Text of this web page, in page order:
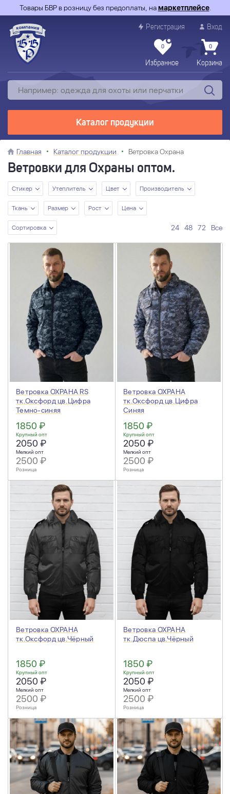
Товары БВР в розницу без предоплаты, намаркетплейсе.
Регистрация Вход
0
Избранное
0
Корзина
Каталог продукции
Главная Каталог продукции Ветровка Охрана
Ветровки для Охраны оптом.
Стикер Утеплитель Цвет Производитель
Ткань Размер Рост Цена
Сортировка 24 48 72 Все
Ветровка ОХРАНА RS
тк.Оксфорд цв.Цифра
Темно-синяя
1850 ₽
Крупный опт
2050 ₽
Мелкий опт
2500 ₽
Розница
Ветровка ОХРАНА
тк.Оксфорд цв.Цифра
Синяя
1850 ₽
Крупный опт
2050 ₽
Мелкий опт
2500 ₽
Розница
Ветровка ОХРАНА
тк.Оксфорд цв.Чёрный
1850 ₽
Крупный опт
2050 ₽
Мелкий опт
2500 ₽
Розница
Ветровка ОХРАНА
тк.Дюспа цв.Чёрный
1850 ₽
Крупный опт
2050 ₽
Мелкий опт
2500 ₽
Розница